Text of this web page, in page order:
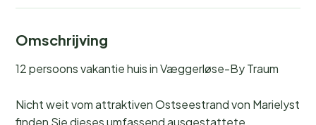
Omschrijving
12 persoons vakantie huis in Væggerløse-By Traum
Nicht weit vom attraktiven Ostseestrand von Marielyst
finden Sie dieses umfassend ausgestattete